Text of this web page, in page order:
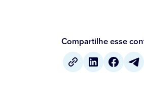
Compartilhe esse